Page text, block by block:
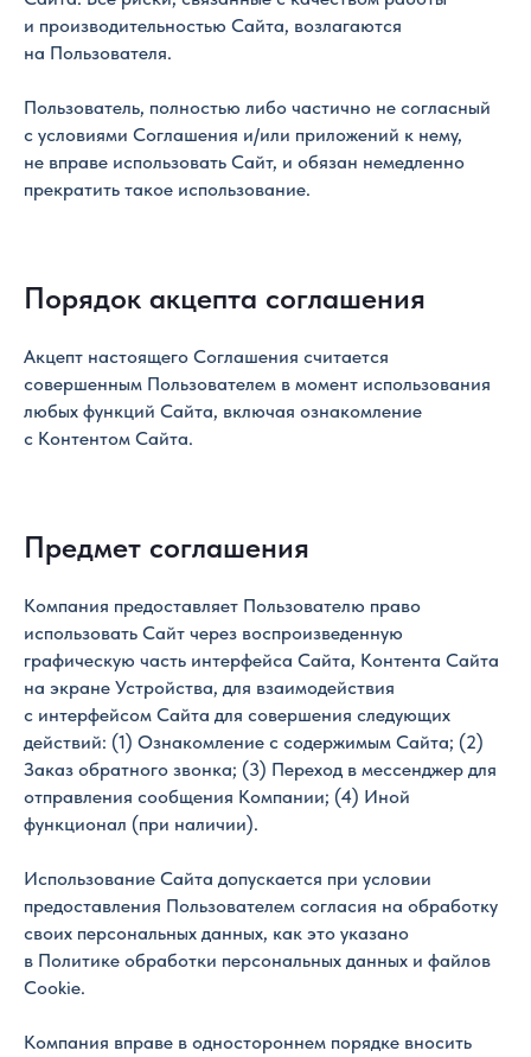
и производительностью Сайта, возлагаются
на Пользователя.
Пользователь, полностью либо частично не согласный
с условиями Соглашения и/или приложений к нему,
не вправе использовать Сайт, и обязан немедленно
прекратить такое использование.
Порядок акцепта соглашения
Акцепт настоящего Соглашения считается
совершенным Пользователем в момент использования
любых функций Сайта, включая ознакомление
с Контентом Сайта.
Предмет соглашения
Компания предоставляет Пользователю право
использовать Сайт через воспроизведенную
графическую часть интерфейса Сайта, Контента Сайта
на экране Устройства, для взаимодействия
с интерфейсом Сайта для совершения следующих
действий: (1) Ознакомление с содержимым Сайта; (2)
Заказ обратного звонка; (3) Переход в мессенджер для
отправления сообщения Компании; (4) Иной
функционал (при наличии).
Использование Сайта допускается при условии
предоставления Пользователем согласия на обработку
своих персональных данных, как это указано
в Политике обработки персональных данных и файлов
Cookie.
Компания вправе в одностороннем порядке вносить